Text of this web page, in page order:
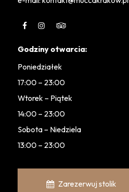
Godziny otwarcia:
Poniedziałek
17:00 – 23:00
Wtorek – Piątek
14:00 – 23:00
Sobota – Niedziela
13:00 – 23:00
Zarezerwuj stolik